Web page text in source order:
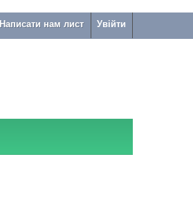
Увійти
Написати нам лист